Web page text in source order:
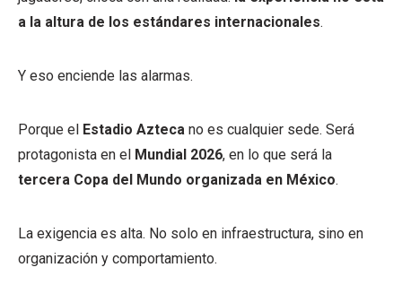
a la altura de los estándares internacionales.
Y eso enciende las alarmas.
Porque el Estadio Azteca no es cualquier sede. Será
protagonista en el Mundial 2026, en lo que será la
tercera Copa del Mundo organizada en México.
La exigencia es alta. No solo en infraestructura, sino en
organización y comportamiento.